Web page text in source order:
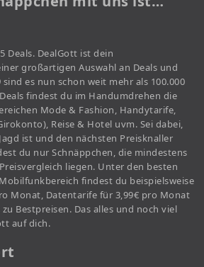
Deals. DealGott ist dein
großartigen Auswahl an Deals und
sind es nun schon weit mehr als 100.000
findest du im Handumdrehen die
Mode & Fashion, Handytarife,
Reise & Hotel uvm. Sei dabei,
ist und den nächsten Preisknaller
du nur Schnäppchen, die mindestens
liegen. Unter den besten
findest du beispielsweise
Monat, Datentarife für 3,99€ pro Monat
Bestpreisen. Das alles und noch viel
auf dich.